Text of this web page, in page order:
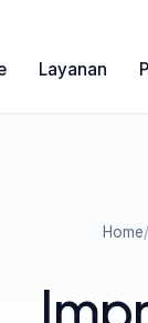
Layanan
Home/